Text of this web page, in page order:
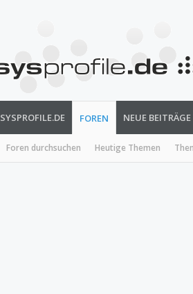
SYSPROFILE.DE FOREN
Foren durchsuchen Heutige Themen
NEUE BEITRÄGE